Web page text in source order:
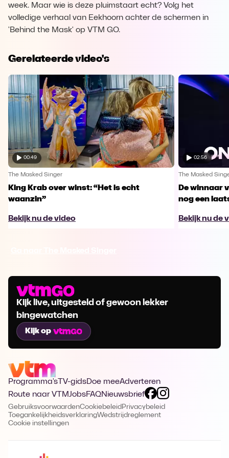
week. Maar wie is deze pluimstaart echt? Volg het
volledige verhaal van Eekhoorn achter de schermen in
'Behind the Mask' op VTM GO.
Gerelateerde video's
00:49
The Masked Singer
King Krab over winst: “Het is echt
waanzin”
Bekijk nu de video
02:56
The Masked
De winnaar
nog een
Bekijk nu de
Kijk live, uitgesteld of gewoon lekker
bingewatchen
Kijk op
Programma's TV-gidsDoe meeAdverteren
Route naar VTMJobsFAQNieuwsbrief
GebruiksvoorwaardenCookiebeleid Privacybeleid
ToegankelijkheidsverklaringWedstrijdreglement
Cookie instellingen